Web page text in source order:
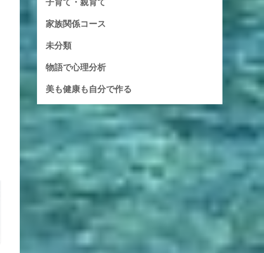
子育て・親育て
家族関係コース
未分類
物語で心理分析
美も健康も自分で作る